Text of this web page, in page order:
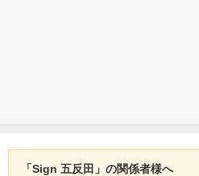
「Sign 五反田」の関係者様へ